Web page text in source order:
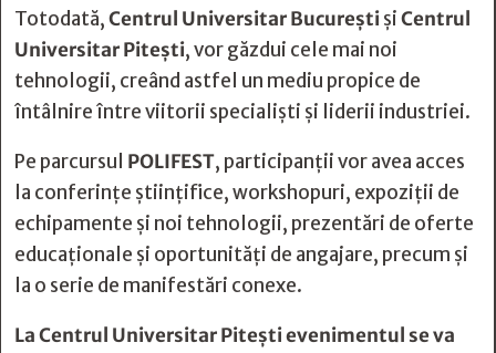
Totodată,Centrul Universitar BucureștișiCentrul
Universitar Pitești, vor găzdui cele mai noi
tehnologii, creând astfel un mediu propice de
întâlnire între viitorii specialiști și liderii industriei.
Pe parcursul POLIFEST, participanții vor avea acces
la conferințe științifice, workshopuri, expoziții de
echipamente și noi tehnologii, prezentări de oferte
educaționale și oportunități de angajare, precum și
la o serie de manifestări conexe.
La Centrul Universitar Pitești evenimentul se va